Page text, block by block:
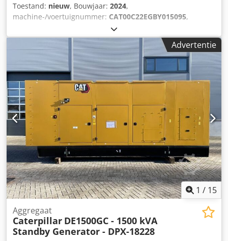
Toestand: nieuw, Bouwjaar: 2024,
machine-/voertuignummer: CAT00C22EGBY015095,
, motorfabrikant:
Toepassingsgebied: Bouwsector Leeggewicht: 706 kg
Generatorvermogen: 18 kVA Afmetingen laadruimte: 171 x
88 x 127 cm CE-markering: ja Watertankinhoud: 55 l Land
van herkomst: CN Neem contact op met Team DPX voor
meer informatie. = Extra opties en accessoires = Csdpfxszc
Dvyj Ammoha - Accu - Bedieningspaneel - Stalen dak -
Tankwagen
Advertentie
1 / 15
Aggregaat
Caterpillar DE1500GC - 1500 kVA
Standby Generator - DPX-18228